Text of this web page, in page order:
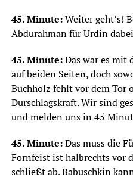
45. Minute:Weiter geht’s!
Abdurahman für Urdin
45. Minute:Das war es mit
auf beiden Seiten, doch
Buchholz fehlt vor dem Tor
Durschlagskraft. Wir sind
und melden uns in 45
45. Minute:Das muss die
Fornfeist ist halbrechts vor
schließt ab. Babuschkin